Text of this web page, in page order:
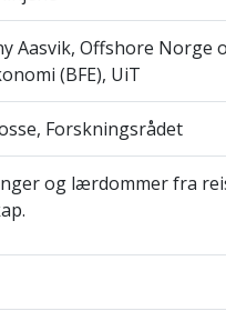
Aasvik, Offshore Norge
(BFE), UiT
Forskningsrådet
og lærdommer fra